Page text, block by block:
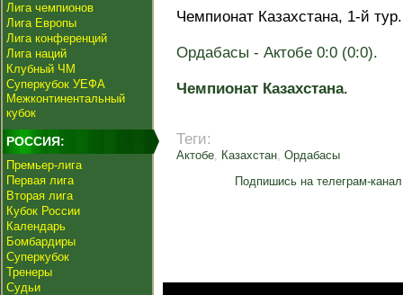
Лига чемпионов
Лига Европы
Лига конференций
Лига наций
Клубный ЧМ
Суперкубок УЕФА
Межконтинентальный
кубок
РОССИЯ:
Премьер-лига
Первая лига
Вторая лига
Кубок России
Календарь
Бомбардиры
Суперкубок
Тренеры
Судьи
Чемпионат Казахстана, 1-й тур.
Ордабасы - Актобе 0:0 (0:0).
Чемпионат Казахстана.
Теги:
Актобе, Казахстан, Ордабасы
Подпишись на телеграм-